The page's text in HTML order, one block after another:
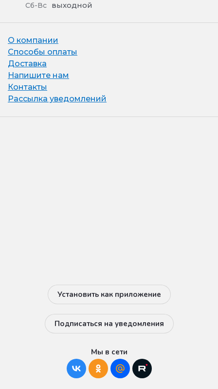
Сб-Вс выходной
О компании
Способы оплаты
Доставка
Напишите нам
Контакты
Рассылка уведомлений
Установить как приложение
Подписаться на уведомления
Мы в сети